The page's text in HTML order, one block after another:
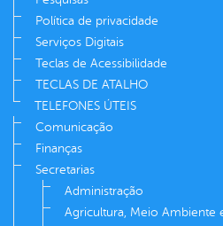
Política de privacidade
Serviços Digitais
Teclas de Acessibilidade
TECLAS DE ATALHO
TELEFONES ÚTEIS
Comunicação
Finanças
Secretarias
Administração
Agricultura, Meio Ambiente